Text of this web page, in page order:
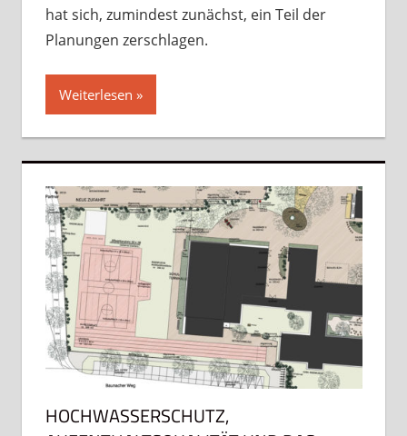
hat sich, zumindest zunächst, ein Teil der
Planungen zerschlagen.
Weiterlesen
HOCHWASSERSCHUTZ,